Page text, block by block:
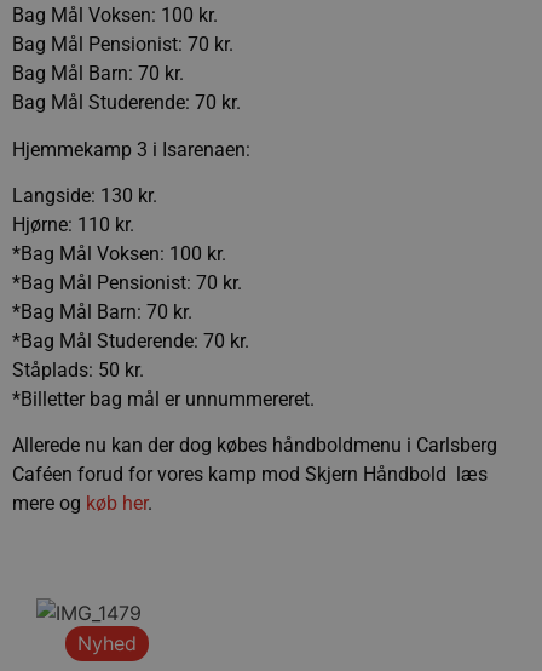
Bag Mål Voksen: 100 kr.
Bag Mål Pensionist: 70 kr.
Bag Mål Barn: 70 kr.
Bag Mål Studerende: 70 kr.
Hjemmekamp 3 i Isarenaen:
Langside: 130 kr.
Hjørne: 110 kr.
*Bag Mål Voksen: 100 kr.
*Bag Mål Pensionist: 70 kr.
*Bag Mål Barn: 70 kr.
*Bag Mål Studerende: 70 kr.
Ståplads: 50 kr.
*Billetter bag mål er unnummereret.
Allerede nu kan der dog købes håndboldmenu i Carlsberg
Caféen forud for vores kamp mod Skjern Håndbold  læs
mere og køb her.
Nyhed